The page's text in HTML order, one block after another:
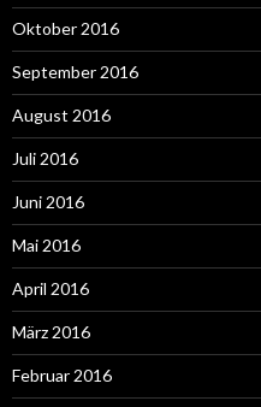
Oktober 2016
September 2016
August 2016
Juli 2016
Juni 2016
Mai 2016
April 2016
März 2016
Februar 2016